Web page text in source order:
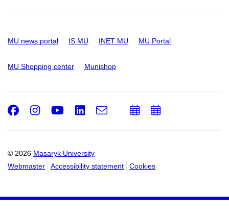
MU news portal IS MU INET MU MU Portal
MU Shopping center Munishop
© 2026 Masaryk University
Webmaster
Accessibility statement Cookies
Facebook
Instagram
Youtube
LinkedIn
e-
AddAdd